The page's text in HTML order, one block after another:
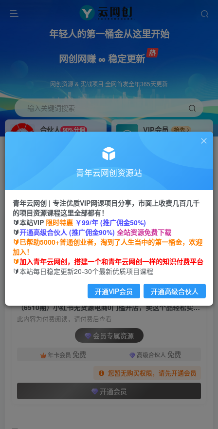
年轻人的第一桶金从这里开始
网创网赚 ∞ 稳定更新
网创资源 & 实战项目 全网首发全年365天更新
输入关键词搜索
合伙人 90%分佣
VIP会员
抢先
搭建同款网站，自己当老板
首页 创业课程 会员专属 正文
（6510期）小红书无货源电商0门槛开店，卖这个
品轻松实现月入2W
青年云网创
2年前发布
关注 私信
（6510期）小红书无货源电商0门槛开店，卖这个品轻松实现月入2W
此内容为付费阅读，请付费后查看
会员专属资源
年卡会员 免费 高级合伙人 免费
您暂无购买权限，请先开通会员
开通会员
青年云网创资源站
青年云网创 | 专注优质VIP网课项目分享，市面上收费几百几千
的项目资源课程这里全部都有！
🔰本站VIP 限时特惠 ￥99/年 (推广佣金50%)
🔰开通高级合伙人 (推广佣金90%) 全站资源免费下载
🔰已帮助5000+普通创业者，淘到了人生当中的第一桶金，欢迎
加入！
🔰加入青年云网创，搭建一个和青年云网创一样的知识付费平台
🔰本站每日稳定更新20-30个最新优质项目课程
开通VIP会员 开通高级合伙人